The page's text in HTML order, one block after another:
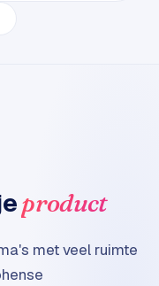
product
met veel ruimte